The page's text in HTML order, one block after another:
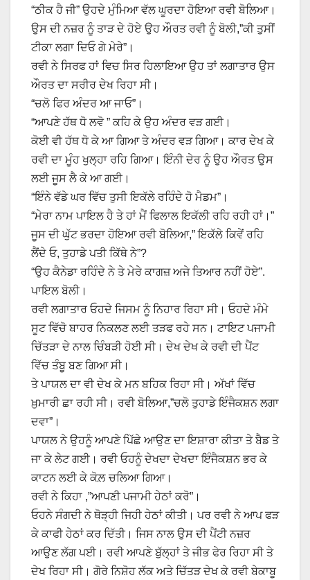
“ਠੀਕ ਹੈ ਜੀ” ਉਹਦੇ ਮੁੰਮਿਆ ਵੱਲ ਘੂਰਦਾ ਹੋਇਆ ਰਵੀ ਬੋਲਿਆ।
ਉਸ ਦੀ ਨਜ਼ਰ ਨੂੰ ਤਾੜ ਦੇ ਹੋਏ ਉਹ ਔਰਤ ਰਵੀ ਨੂੰ ਬੋਲੀ,”ਕੀ ਤੁਸੀਂ
ਟੀਕਾ ਲਗਾ ਦਿਓ ਗੇ ਮੇਰੇ”।
ਰਵੀ ਨੇ ਸਿਰਫ ਹਾਂ ਵਿਚ ਸਿਰ ਹਿਲਾਇਆ ਉਹ ਤਾਂ ਲਗਾਤਾਰ ਉਸ
ਔਰਤ ਦਾ ਸਰੀਰ ਦੇਖ ਰਿਹਾ ਸੀ।
“ਚਲੋ ਫਿਰ ਅੰਦਰ ਆ ਜਾਓ”।
“ਆਪਣੇ ਹੱਥ ਧੋ ਲਵੋ ” ਕਹਿ ਕੇ ਉਹ ਅੰਦਰ ਵੜ ਗਈ।
ਕੋਈ ਵੀ ਹੱਥ ਧੋ ਕੇ ਆ ਗਿਆ ਤੇ ਅੰਦਰ ਵੜ ਗਿਆ। ਕਾਰ ਦੇਖ ਕੇ
ਰਵੀ ਦਾ ਮੂੰਹ ਖੁਲ੍ਹਾ ਰਹਿ ਗਿਆ। ਇੰਨੀ ਦੇਰ ਨੂੰ ਉਹ ਔਰਤ ਉਸ
ਲਈ ਜੂਸ ਲੈ ਕੇ ਆ ਗਈ।
“ਇੰਨੇ ਵੱਡੇ ਘਰ ਵਿੱਚ ਤੁਸੀ ਇਕੱਲੇ ਰਹਿੰਦੇ ਹੋ ਮੈਡਮ”।
“ਮੇਰਾ ਨਾਮ ਪਾਇਲ ਹੈ ਤੇ ਹਾਂ ਮੈਂ ਫਿਲਾਲ ਇਕੱਲੀ ਰਹਿ ਰਹੀ ਹਾਂ।”
ਜੂਸ ਦੀ ਘੁੱਟ ਭਰਦਾ ਹੋਇਆ ਰਵੀ ਬੋਲਿਆ,” ਇਕੱਲੇ ਕਿਵੇਂ ਰਹਿ
ਲੈਂਦੇ ਓ, ਤੁਹਾਡੇ ਪਤੀ ਕਿੱਥੇ ਨੇ”?
“ਉਹ ਕੈਨੇਡਾ ਰਹਿੰਦੇ ਨੇ ਤੇ ਮੇਰੇ ਕਾਗਜ਼ ਅਜੇ ਤਿਆਰ ਨਹੀਂ ਹੋਏ”.
ਪਾਇਲ ਬੋਲੀ।
ਰਵੀ ਲਗਾਤਾਰ ਓਹਦੇ ਜਿਸਮ ਨੂੰ ਨਿਹਾਰ ਰਿਹਾ ਸੀ। ਓਹਦੇ ਮੰਮੇ
ਸੂਟ ਵਿੱਚੋ ਬਾਹਰ ਨਿਕਲਣ ਲਈ ਤੜਫ ਰਹੇ ਸਨ। ਟਾਇਟ ਪਜਾਮੀ
ਚਿੱਤੜਾ ਦੇ ਨਾਲ ਚਿੰਬੜੀ ਹੋਈ ਸੀ। ਦੇਖ ਦੇਖ ਕੇ ਰਵੀ ਦੀ ਪੈਂਟ
ਵਿੱਚ ਤੰਬੂ ਬਣ ਗਿਆ ਸੀ।
ਤੇ ਪਾਯਲ ਦਾ ਵੀ ਦੇਖ ਕੇ ਮਨ ਬਹਿਕ ਰਿਹਾ ਸੀ। ਅੱਖਾਂ ਵਿੱਚ
ਖ਼ੁਮਾਰੀ ਛਾ ਰਹੀ ਸੀ। ਰਵੀ ਬੋਲਿਆ,”ਚਲੋ ਤੁਹਾਡੇ ਇੰਜੈਕਸ਼ਨ ਲਗਾ
ਦਵਾ”।
ਪਾਯਲ ਨੇ ਉਹਨੂੰ ਆਪਣੇ ਪਿੱਛੇ ਆਉਣ ਦਾ ਇਸ਼ਾਰਾ ਕੀਤਾ ਤੇ ਬੈਡ ਤੇ
ਜਾ ਕੇ ਲੇਟ ਗਈ। ਰਵੀ ਓਹਨੂੰ ਦੇਖਦਾ ਦੇਖਦਾ ਇੰਜੈਕਸ਼ਨ ਭਰ ਕੇ
ਕਾਟਨ ਲਈ ਕੇ ਕੋਲ਼ ਚਲਿਆ ਗਿਆ।
ਰਵੀ ਨੇ ਕਿਹਾ ,”ਆਪਣੀ ਪਜਾਮੀ ਹੇਠਾਂ ਕਰੋ”।
ਓਹਨੇ ਸੰਗਦੀ ਨੇ ਥੋੜ੍ਹੀ ਜਿਹੀ ਹੇਠਾਂ ਕੀਤੀ। ਪਰ ਰਵੀ ਨੇ ਆਪ ਫੜ
ਕੇ ਕਾਫੀ ਹੇਠਾਂ ਕਰ ਦਿੱਤੀ। ਜਿਸ ਨਾਲ ਉਸ ਦੀ ਪੈਂਟੀ ਨਜ਼ਰ
ਆਉਣ ਲੱਗ ਪਈ। ਰਵੀ ਆਪਣੇ ਬੁੱਲ੍ਹਾਂ ਤੇ ਜੀਭ ਫੇਰ ਰਿਹਾ ਸੀ ਤੇ
ਦੇਖ ਰਿਹਾ ਸੀ। ਗੋਰੇ ਨਿਸ਼ੋਹ ਲੱਕ ਅਤੇ ਚਿੱਤੜ ਦੇਖ ਕੇ ਰਵੀ ਬੇਕਾਬੂ